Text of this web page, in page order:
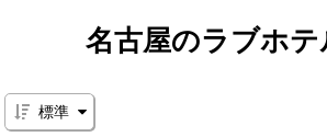
名古屋のラブホテ
標準